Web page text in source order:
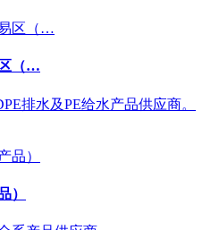
（…
排水及PE给水产品供应商。
）